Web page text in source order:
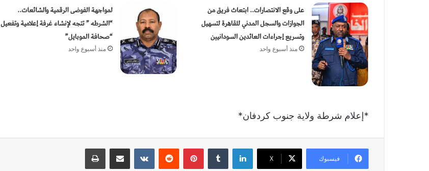
​على وقع الانتصارات.. ابتعاث فريق من
الجوازات والسجل المدني للقاهرة لتسهيل
وتسريع إجراءات العائدين السودانيين
منذ أسبوع واحد
لمواجهة الفوضى الرقمية والشائعات..
“الشرطه ” تتجه لإنشاء غرفة إعلامية وتفعيل
“صحافة الموبايل”
منذ أسبوع واحد
*إعلام شرطة ولاية جنوب كردفان*
فيسبوك X
لينكدإن بينتيريست